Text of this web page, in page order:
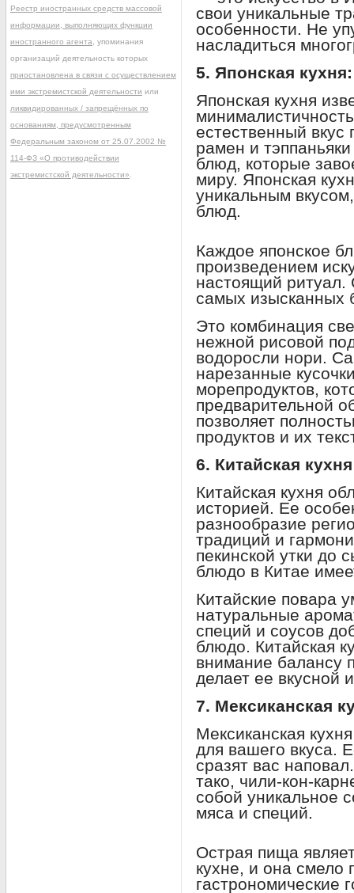
свои уникальные
особенности. Не
насладиться
5. Японская
Японская кухня
естественный
рамен и
блюд, которые
миру. Японская
уникальным
блюд.
Каждое японское
произведением
настоящий
самых изысканных
Это комбинация
нежной рисовой
водоросли нори.
нарезанные
морепродуктов,
предварительной
позволяет
продуктов и их
6. Китайская
Китайская кухня
историей. Ее
разнообразие
традиций и
пекинской утки
блюдо в Китае
Китайские повара
натуральные
специй и соусов
блюдо. Китайская
внимание балансу
делает ее вкусной
7. Мексиканская
Мексиканская
для вашего вкуса.
сразят вас
тако, чили-кон-
собой уникальное
мяса и специй.
Острая пища
кухне, и она смело
гастрономические
Реестр иностранных средств массовой
информации, выполняющих функции
иностранного агента , упоминания
организаций деятельность которых
приостановлена в связи с осуществлением
ими экстремистской деятельности или
ликвидированных / запрещённых по
основаниям, предусмотренным
Федеральным законом от 25.07.2002 №
114-ФЗ «О противодействии
экстремистской деятельности»